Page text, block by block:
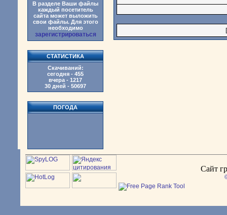
В разделе Ваши файлы
каждый посетитель
сайта может выложить
свои файлы. Для этого
необходимо
зарегистрироваться
СТАТИСТИКА
Скачиваний:
сегодня - 455
вчера - 1217
30 дней - 50697
ПОГОДА
[
Сайт